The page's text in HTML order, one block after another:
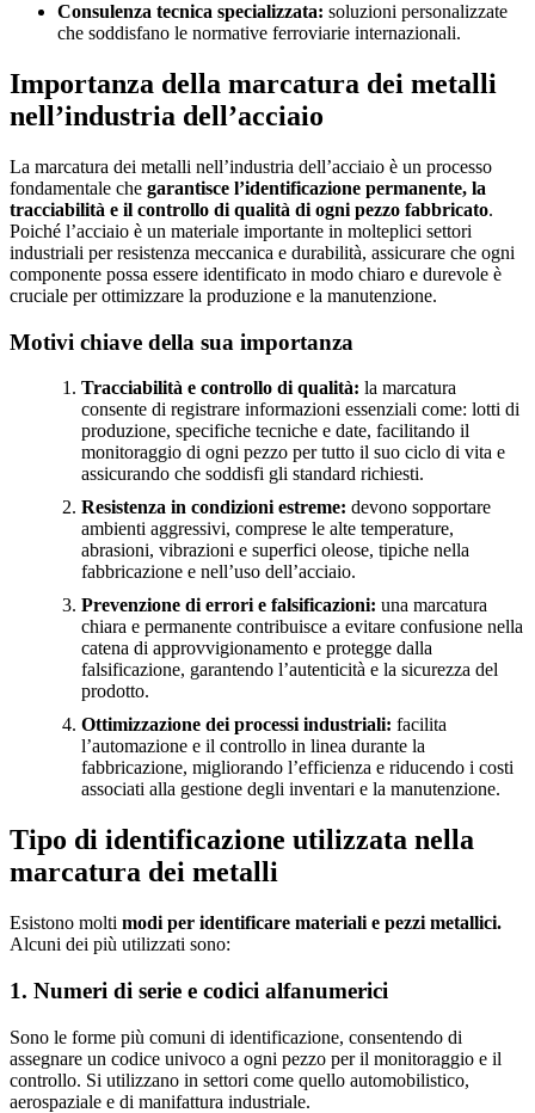
Consulenza tecnica specializzata: soluzioni personalizzate
che soddisfano le normative ferroviarie internazionali.
Importanza della marcatura dei metalli
nell’industria dell’acciaio
La marcatura dei metalli nell’industria dell’acciaio è un processo
fondamentale che garantisce l’identificazione permanente, la
tracciabilità e il controllo di qualità di ogni pezzo fabbricato.
Poiché l’acciaio è un materiale importante in molteplici settori
industriali per resistenza meccanica e durabilità, assicurare che ogni
componente possa essere identificato in modo chiaro e durevole è
cruciale per ottimizzare la produzione e la manutenzione.
Motivi chiave della sua importanza
Tracciabilità e controllo di qualità: la marcatura
consente di registrare informazioni essenziali come: lotti di
produzione, specifiche tecniche e date, facilitando il
monitoraggio di ogni pezzo per tutto il suo ciclo di vita e
assicurando che soddisfi gli standard richiesti.
Resistenza in condizioni estreme: devono sopportare
ambienti aggressivi, comprese le alte temperature,
abrasioni, vibrazioni e superfici oleose, tipiche nella
fabbricazione e nell’uso dell’acciaio.
Prevenzione di errori e falsificazioni: una marcatura
chiara e permanente contribuisce a evitare confusione nella
catena di approvvigionamento e protegge dalla
falsificazione, garantendo l’autenticità e la sicurezza del
prodotto.
Ottimizzazione dei processi industriali: facilita
l’automazione e il controllo in linea durante la
fabbricazione, migliorando l’efficienza e riducendo i costi
associati alla gestione degli inventari e la manutenzione.
Tipo di identificazione utilizzata nella
marcatura dei metalli
Esistono molti modi per identificare materiali e pezzi metallici.
Alcuni dei più utilizzati sono:
1. Numeri di serie e codici alfanumerici
Sono le forme più comuni di identificazione, consentendo di
assegnare un codice univoco a ogni pezzo per il monitoraggio e il
controllo. Si utilizzano in settori come quello automobilistico,
aerospaziale e di manifattura industriale.